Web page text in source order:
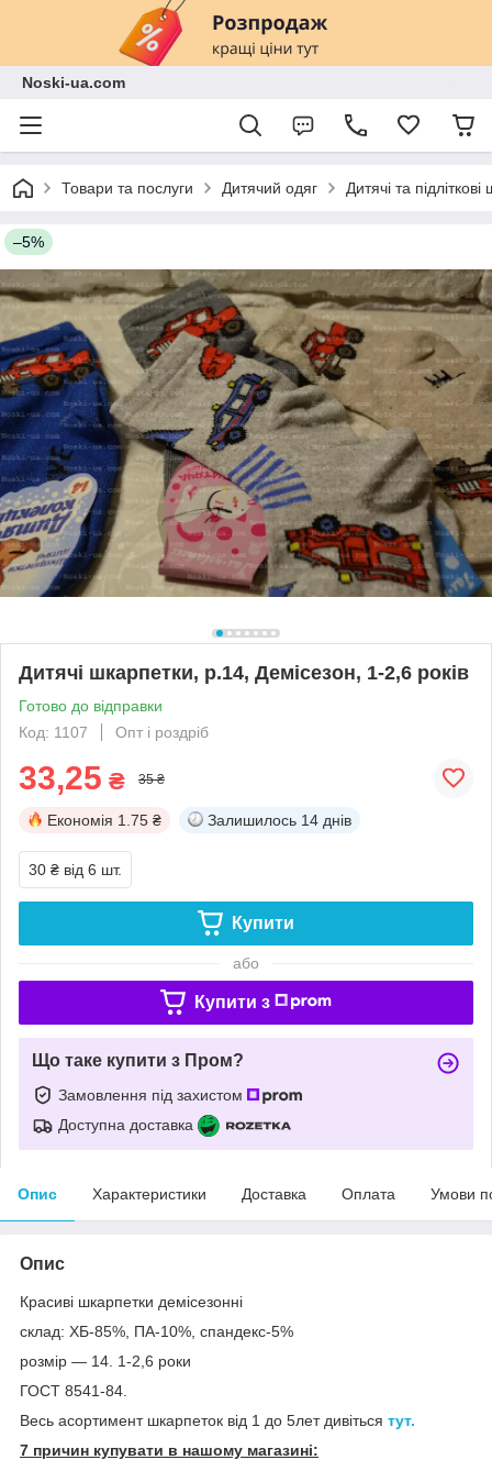
Noski-ua.com
Товари та послуги Дитячий одяг Дитячі та
–5%
Дитячі шкарпетки, р.14, Демісезон, 1-2,6 років
Готово до відправки
Код: 1107
Опт і роздріб
33,25 ₴ 35 ₴
Економія 1.75 ₴ Залишилось 14 днів
30 ₴ від 6 шт.
Купити
або
Купити з
Що таке купити з Пром?
Замовлення під захистом
Доступна доставка
Опис Характеристики Доставка Оплата Умови
Опис
Красиві шкарпетки демісезонні
склад: ХБ-85%, ПА-10%, спандекс-5%
розмір — 14. 1-2,6 роки
ГОСТ 8541-84.
Весь асортимент шкарпеток від 1 до 5лет дивіться тут.
7 причин купувати в нашому магазині: